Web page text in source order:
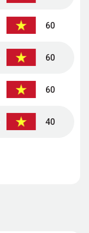
60
60
60
40